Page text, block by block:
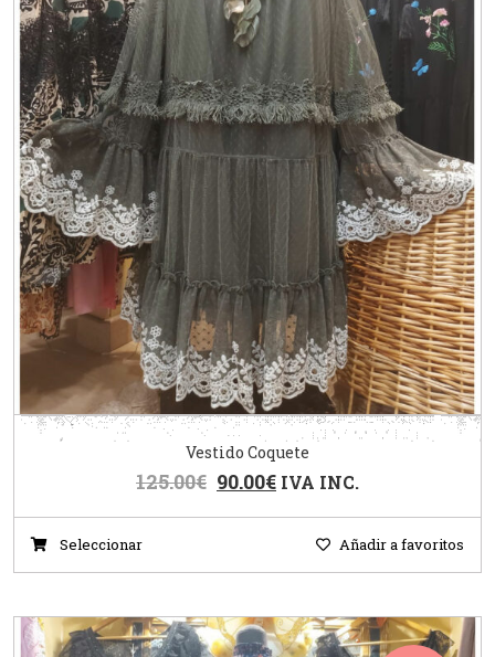
Vestido Coquete
125.00€ 90.00€ IVA INC.
Seleccionar Añadir a favoritos